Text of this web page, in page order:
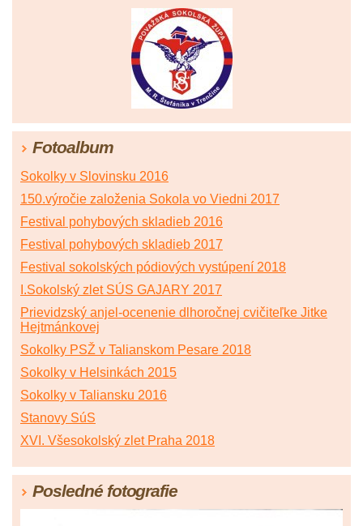
Fotoalbum
Sokolky v Slovinsku 2016
150.výročie založenia Sokola vo Viedni 2017
Festival pohybových skladieb 2016
Festival pohybových skladieb 2017
Festival sokolských pódiových vystúpení 2018
I.Sokolský zlet SÚS GAJARY 2017
Prievidzský anjel-ocenenie dlhoročnej cvičiteľke Jitke
Hejtmánkovej
Sokolky PSŽ v Talianskom Pesare 2018
Sokolky v Helsinkách 2015
Sokolky v Taliansku 2016
Stanovy SúS
XVI. Všesokolský zlet Praha 2018
Posledné fotografie